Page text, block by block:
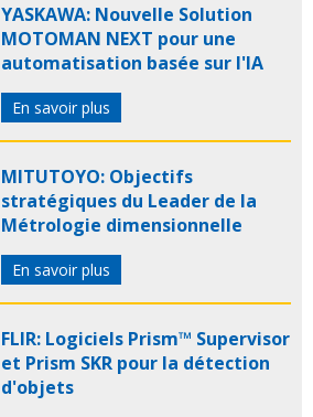
YASKAWA: Nouvelle Solution
MOTOMAN NEXT pour une
automatisation basée sur l'IA
En savoir plus
MITUTOYO: Objectifs
stratégiques du Leader de la
Métrologie dimensionnelle
En savoir plus
FLIR: Logiciels Prism™ Supervisor
et Prism SKR pour la détection
d'objets